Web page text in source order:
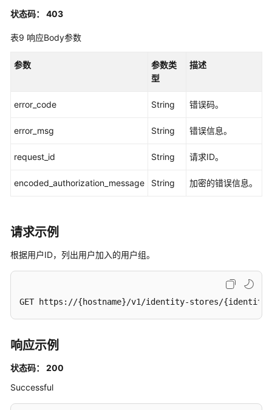
定
用
CreateGroupMembership
的
ListGroupMemberships
户
加
-
状态码： 403
表9 响应Body参数
参数
参数类
型
描述
error_code String 错误码。
error_msg String 错误信息。
request_id String 请求ID。
encoded_authorization_message String 加密的错误信息。
请求示例
根据用户ID，列出用户加入的用户组。
GET https://{hostname}/v1/identity-stores/
响应示例
状态码： 200
Successful